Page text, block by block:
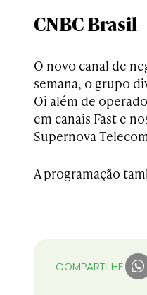
CNBC Brasil
O novo canal de
semana, o grupo
Oi além de
em canais Fast e
Supernova
A programação
COMPARTILHE: